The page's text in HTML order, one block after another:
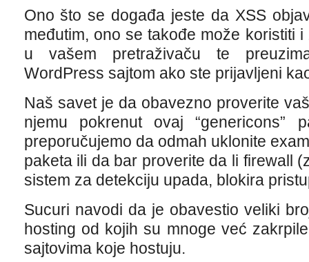
Ono što se događa jeste da XSS
međutim, ono se takođe može koristiti
u vašem pretraživaču te
WordPress sajtom ako ste prijavljeni
Naš savet je da obavezno proverite
njemu pokrenut ovaj “genericons”
preporučujemo da odmah uklonite
paketa ili da bar proverite da li firewall
sistem za detekciju upada, blokira
Sucuri navodi da je obavestio veliki
hosting od kojih su mnoge već
sajtovima koje hostuju.